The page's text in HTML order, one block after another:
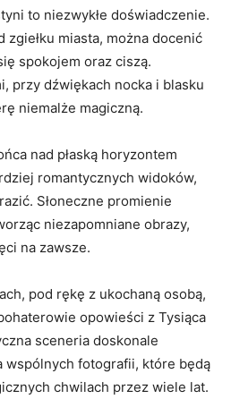
to niezwykłe doświadczenie.⁢
zgiełku miasta, można docenić
spokojem oraz ciszą.
przy dźwiękach nocka i blasku
niemalże magiczną.
nad płaską horyzontem
romantycznych ⁤widoków,⁢
Słoneczne promienie
niezapomniane ⁣obrazy,
na zawsze.
pod rękę z ukochaną osobą,
opowieści z Tysiąca
sceneria⁣ doskonale
wspólnych fotografii, które będą
chwilach przez wiele lat.